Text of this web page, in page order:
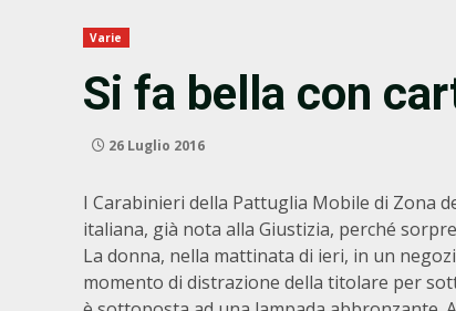
Varie
Si fa bella con
26 Luglio 2016
I Carabinieri della Pattuglia Mobile di Zona
italiana, già nota alla Giustizia, perché
La donna, nella mattinata di ieri, in un
momento di distrazione della titolare per